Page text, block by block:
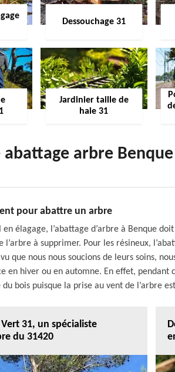
Dessouchage 31
Jardinier taille de
haie 31
arbre
pour abattre un arbre
en élagage, l’abattage d’arbre à Benque
l’arbre à supprimer. Pour les résineux,
que nous nous soucions de leurs soins,
en hiver ou en automne. En effet, pendant
bois puisque la prise au vent de l’arbre
Vert 31, un spécialiste
du 31420